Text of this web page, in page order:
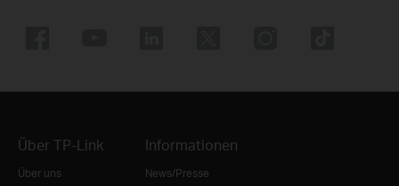
Über TP-Link
Über uns
Informationen
News/Presse